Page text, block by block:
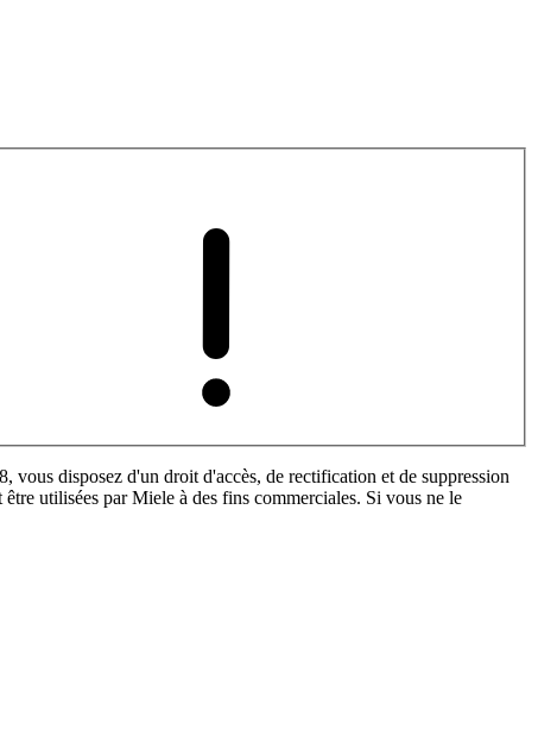
vous disposez d'un droit d'accès, de rectification et de suppression
utilisées par Miele à des fins commerciales. Si vous ne le